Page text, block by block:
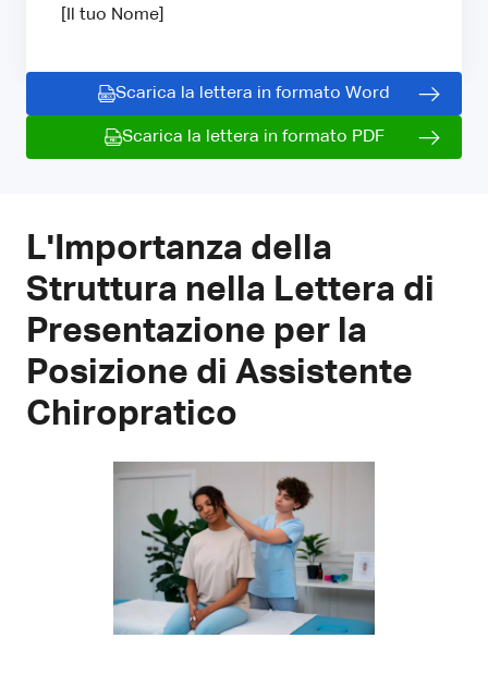
[Il tuo Nome]
Scarica la lettera in formato Word
Scarica la lettera in formato PDF
L'Importanza della
Struttura nella Lettera di
Presentazione per la
Posizione di Assistente
Chiropratico